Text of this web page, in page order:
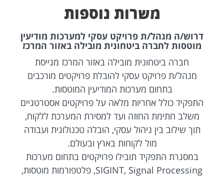
משרות נוספות
דרוש/ה מנהל/ת פרויקט עסקי למערכות מודיעין
מוטסות לחברה ביטחונית מובילה באזור המרכז
חברה ביטחונית מובילה באזור המרכז מגייסת
מנהל/ת פרויקט עסקי להובלת פרויקטים מורכבים
בתחום מערכות המודיעין המוטסות.
התפקיד כולל אחריות מלאה על פרויקטים אסטרטגיים
משלב חתימת החוזה ועד למסירת המערכת ללקוח,
תוך שילוב בין ניהול עסקי, הובלה טכנולוגית ועבודה
מול לקוחות בארץ ובעולם.
במסגרת התפקיד תובילו פרויקטים בתחום מערכות
SIGINT, Signal Processing, פלטפורמות מוטסות,